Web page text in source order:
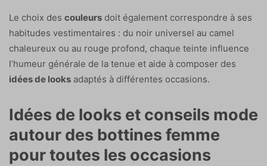
Le choix des couleurs doit également correspondre à ses
habitudes vestimentaires : du noir universel au camel
chaleureux ou au rouge profond, chaque teinte influence
l’humeur générale de la tenue et aide à composer des
idées de looks adaptés à différentes occasions.
Idées de looks et conseils mode
autour des bottines femme
pour toutes les occasions